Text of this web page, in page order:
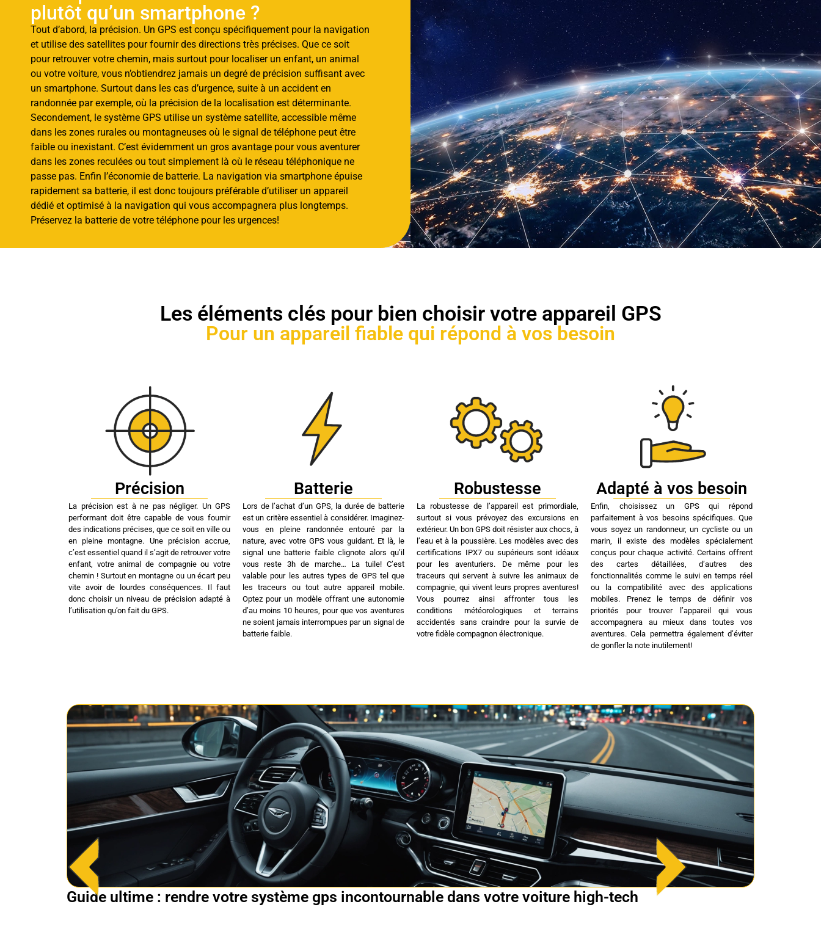
plutôt qu’un smartphone ?
Tout d’abord, la précision. Un GPS est conçu spécifiquement pour la navigation
et utilise des satellites pour fournir des directions très précises. Que ce soit
pour retrouver votre chemin, mais surtout pour localiser un enfant, un animal
ou votre voiture, vous n’obtiendrez jamais un degré de précision suffisant avec
un smartphone. Surtout dans les cas d’urgence, suite à un accident en
randonnée par exemple, où la précision de la localisation est déterminante.
Secondement, le système GPS utilise un système satellite, accessible même
dans les zones rurales ou montagneuses où le signal de téléphone peut être
faible ou inexistant. C’est évidemment un gros avantage pour vous aventurer
dans les zones reculées ou tout simplement là où le réseau téléphonique ne
passe pas. Enfin l’économie de batterie. La navigation via smartphone épuise
rapidement sa batterie, il est donc toujours préférable d’utiliser un appareil
dédié et optimisé à la navigation qui vous accompagnera plus longtemps.
Préservez la batterie de votre téléphone pour les urgences!
Les éléments clés pour bien choisir votre appareil GPS
Pour un appareil fiable qui répond à vos besoin
Précision
La précision est à ne pas négliger. Un GPS
performant doit être capable de vous fournir
des indications précises, que ce soit en ville ou
en pleine montagne. Une précision accrue,
c’est essentiel quand il s’agit de retrouver votre
enfant, votre animal de compagnie ou votre
chemin ! Surtout en montagne ou un écart peu
vite avoir de lourdes conséquences. Il faut
donc choisir un niveau de précision adapté à
l’utilisation qu’on fait du GPS.
Batterie
Lors de l’achat d’un GPS, la durée de batterie
est un critère essentiel à considérer. Imaginez-
vous en pleine randonnée entouré par la
nature, avec votre GPS vous guidant. Et là, le
signal une batterie faible clignote alors qu’il
vous reste 3h de marche… La tuile! C’est
valable pour les autres types de GPS tel que
les traceurs ou tout autre appareil mobile.
Optez pour un modèle offrant une autonomie
d’au moins 10 heures, pour que vos aventures
ne soient jamais interrompues par un signal de
batterie faible.
Robustesse
La robustesse de l’appareil est primordiale,
surtout si vous prévoyez des excursions en
extérieur. Un bon GPS doit résister aux chocs, à
l’eau et à la poussière. Les modèles avec des
certifications IPX7 ou supérieurs sont idéaux
pour les aventuriers. De même pour les
traceurs qui servent à suivre les animaux de
compagnie, qui vivent leurs propres aventures!
Vous pourrez ainsi affronter tous les
conditions météorologiques et terrains
accidentés sans craindre pour la survie de
votre fidèle compagnon électronique.
Adapté à vos besoin
Enfin, choisissez un GPS qui répond
parfaitement à vos besoins spécifiques. Que
vous soyez un randonneur, un cycliste ou un
marin, il existe des modèles spécialement
conçus pour chaque activité. Certains offrent
des cartes détaillées, d’autres des
fonctionnalités comme le suivi en temps réel
ou la compatibilité avec des applications
mobiles. Prenez le temps de définir vos
priorités pour trouver l’appareil qui vous
accompagnera au mieux dans toutes vos
aventures. Cela permettra également d’éviter
de gonfler la note inutilement!
Guide ultime : rendre votre système gps incontournable dans votre voiture high-tech